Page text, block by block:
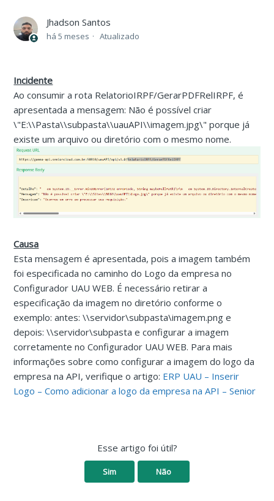
Jhadson Santos
há 5 meses Atualizado
Incidente
Ao consumir a rota RelatorioIRPF/GerarPDFRelIRPF, é
apresentada a mensagem: Não é possível criar
\"E:\\Pasta\\subpasta\\uauAPI\\imagem.jpg\" porque já
existe um arquivo ou diretório com o mesmo nome.
Causa
Esta mensagem é apresentada, pois a imagem também
foi especificada no caminho do Logo da empresa no
Configurador UAU WEB. É necessário retirar a
especificação da imagem no diretório conforme o
exemplo: antes: \\servidor\subpasta\imagem.png e
depois: \\servidor\subpasta e configurar a imagem
corretamente no Configurador UAU WEB. Para mais
informações sobre como configurar a imagem do logo da
empresa na API, verifique o artigo: ERP UAU – Inserir
Logo – Como adicionar a logo da empresa na API – Senior
Esse artigo foi útil?
Sim Não